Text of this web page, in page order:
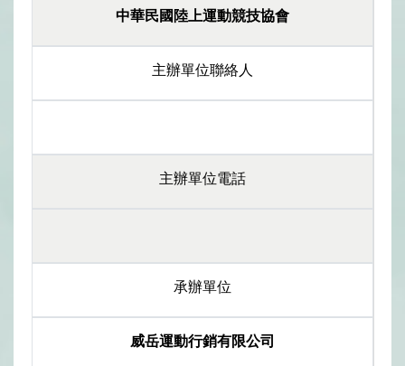
中華民國陸上運動競技協會
主辦單位聯絡人
主辦單位電話
承辦單位
威岳運動行銷有限公司